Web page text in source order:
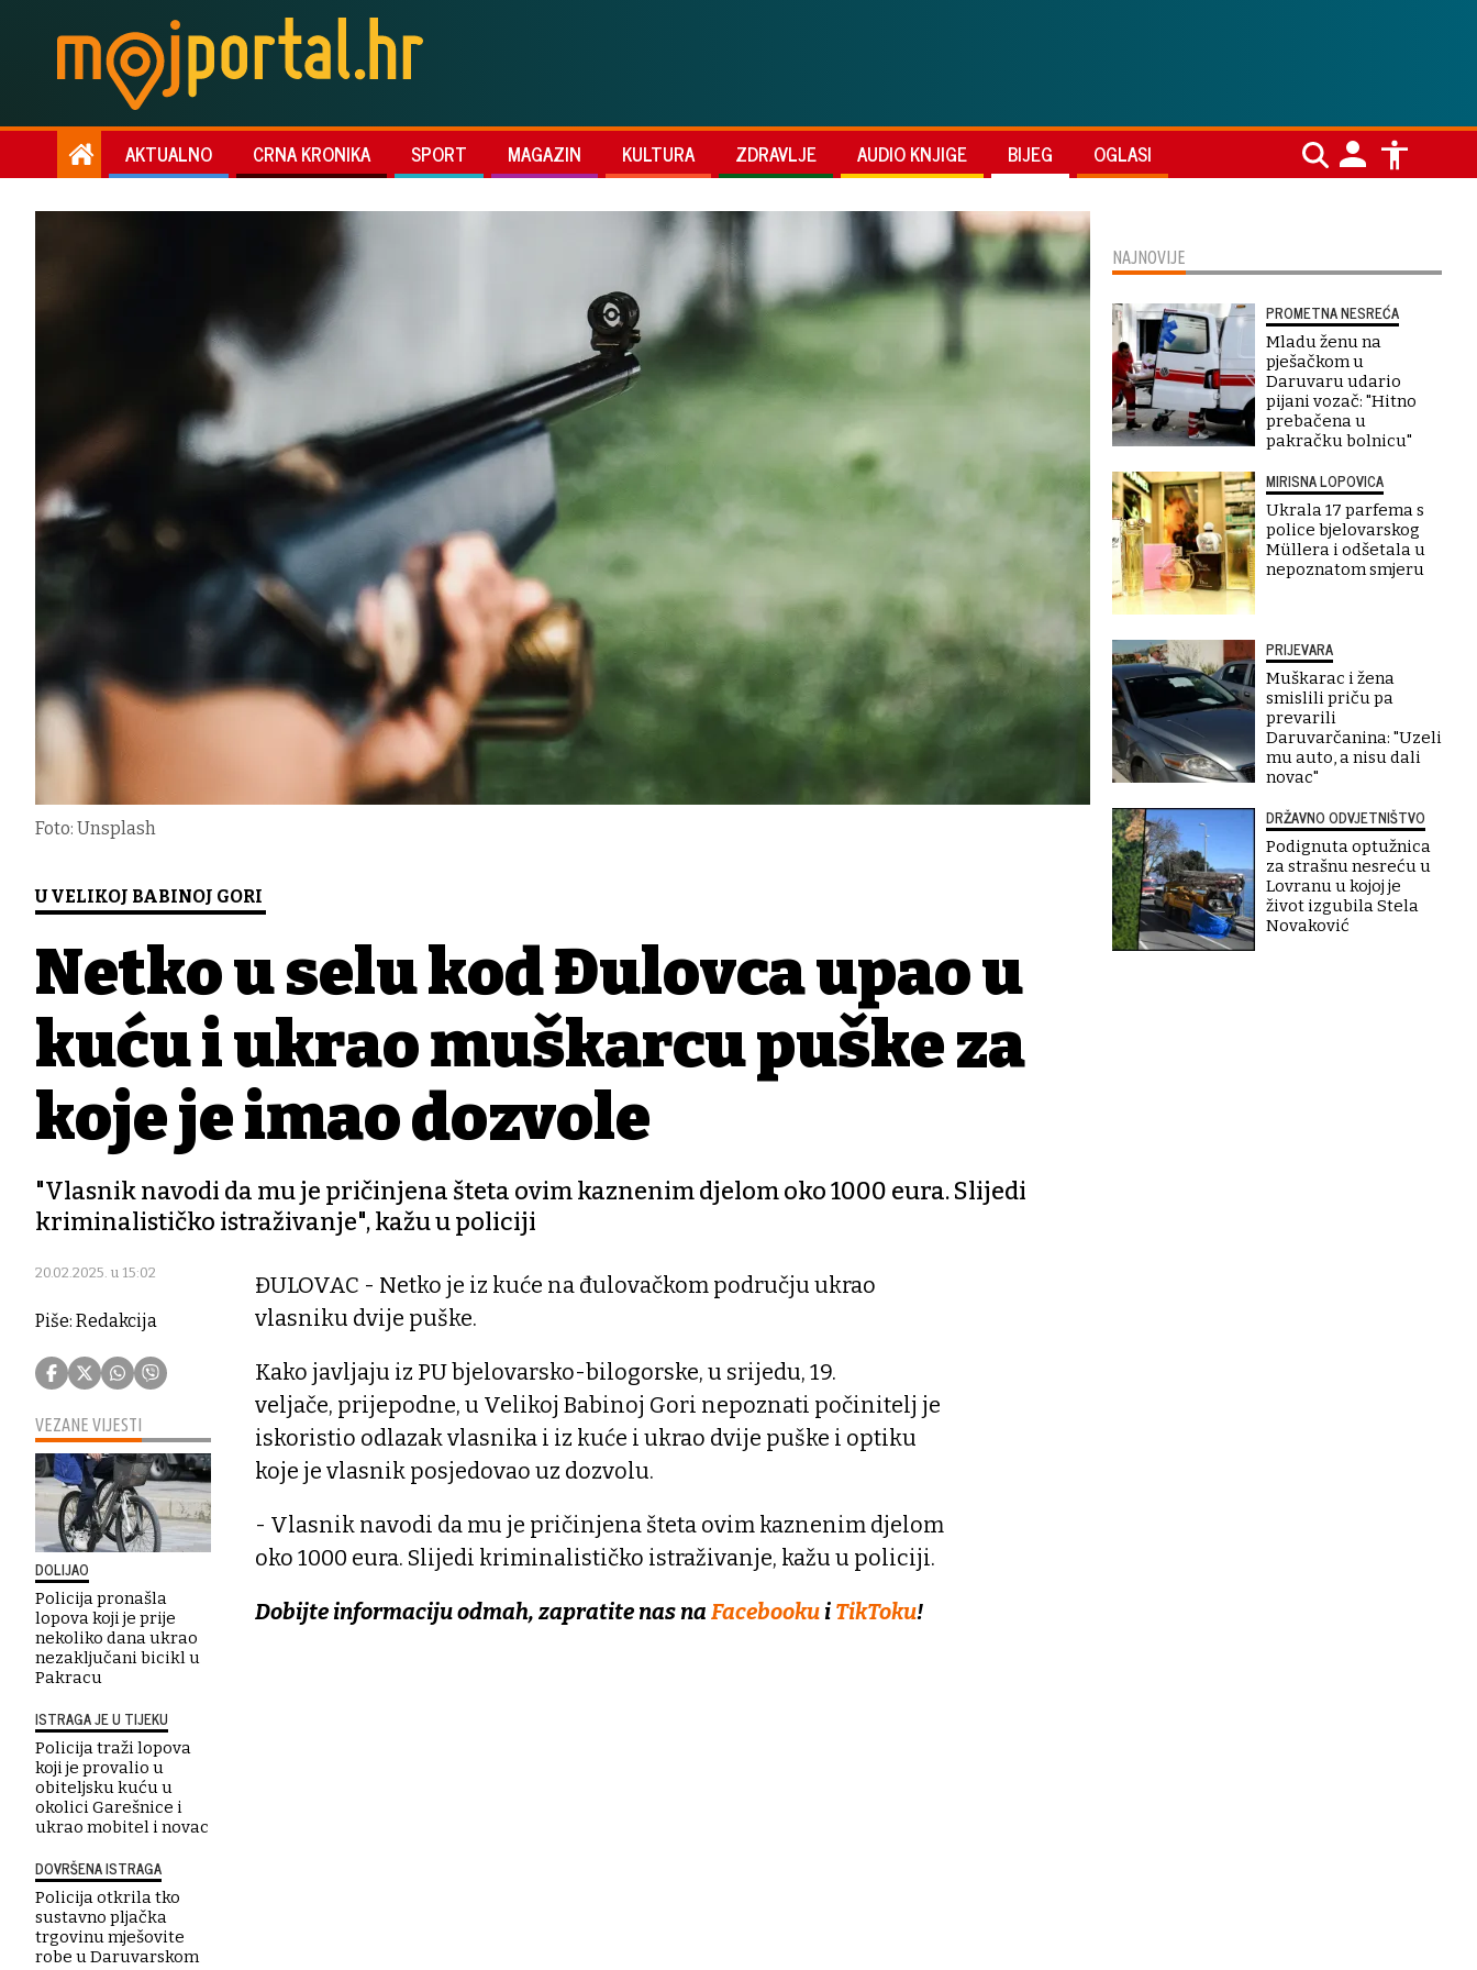
AKTUALNO CRNA KRONIKA SPORT MAGAZIN KULTURA ZDRAVLJE AUDIO KNJIGE BIJEG OGLASI
Foto: Unsplash
U VELIKOJ BABINOJ GORI
Netko u selu kod Đulovca upao u
kuću i ukrao muškarcu puške za
koje je imao dozvole
"Vlasnik navodi da mu je pričinjena šteta ovim kaznenim djelom oko 1000 eura. Slijedi
kriminalističko istraživanje", kažu u policiji
20.02.2025. u 15:02
Piše: Redakcija
VEZANE VIJESTI
DOLIJAO
Policija pronašla
lopova koji je prije
nekoliko dana ukrao
nezaključani bicikl u
Pakracu
ISTRAGA JE U TIJEKU
Policija traži lopova
koji je provalio u
obiteljsku kuću u
okolici Garešnice i
ukrao mobitel i novac
DOVRŠENA ISTRAGA
Policija otkrila tko
sustavno pljačka
trgovinu mješovite
robe u Daruvarskom
ĐULOVAC - Netko je iz kuće na đulovačkom području ukrao
vlasniku dvije puške.
Kako javljaju iz PU bjelovarsko-bilogorske, u srijedu, 19.
veljače, prijepodne, u Velikoj Babinoj Gori nepoznati počinitelj je
iskoristio odlazak vlasnika i iz kuće i ukrao dvije puške i optiku
koje je vlasnik posjedovao uz dozvolu.
- Vlasnik navodi da mu je pričinjena šteta ovim kaznenim djelom
oko 1000 eura. Slijedi kriminalističko istraživanje, kažu u policiji.
Dobijte informaciju odmah, zapratite nas na Facebooku i TikToku!
NAJNOVIJE
PROMETNA NESREĆA
Mladu ženu na
pješačkom u
Daruvaru udario
pijani vozač: "Hitno
prebačena u
pakračku bolnicu"
MIRISNA LOPOVICA
Ukrala 17 parfema s
police bjelovarskog
Müllera i odšetala u
nepoznatom smjeru
PRIJEVARA
Muškarac i žena
smislili priču pa
prevarili
Daruvarčanina: "Uzeli
mu auto, a nisu dali
novac"
DRŽAVNO ODVJETNIŠTVO
Podignuta optužnica
za strašnu nesreću u
Lovranu u kojoj je
život izgubila Stela
Novaković